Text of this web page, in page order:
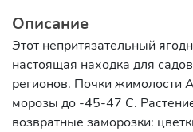
Описание
Этот непритязательный
настоящая находка для
регионов. Почки
морозы до -45-47 C.
возвратные заморозки: